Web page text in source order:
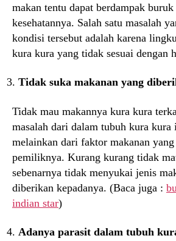
makan tentu dapat berdampak
kesehatannya. Salah satu masalah
kondisi tersebut adalah karena
kura kura yang tidak sesuai dengan
Tidak suka makanan yang
Tidak mau makannya kura kura
masalah dari dalam tubuh kura kura
melainkan dari faktor makanan
pemiliknya. Kurang kurang tidak
sebenarnya tidak menyukai jenis
diberikan kepadanya. (Baca juga :
indian star)
Adanya parasit dalam tubuh